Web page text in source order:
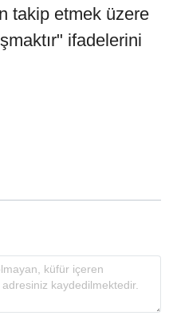
takip etmek üzere
ifadelerini